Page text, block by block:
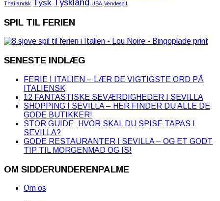
Thailandsk Tysk Tyskland USA Vendespil
SPIL TIL FERIEN
SENESTE INDLÆG
FERIE I ITALIEN – LÆR DE VIGTIGSTE ORD PÅ
ITALIENSK
12 FANTASTISKE SEVÆRDIGHEDER I SEVILLA
SHOPPING I SEVILLA – HER FINDER DU ALLE DE
GODE BUTIKKER!
STOR GUIDE: HVOR SKAL DU SPISE TAPAS I
SEVILLA?
GODE RESTAURANTER I SEVILLA – OG ET GODT
TIP TIL MORGENMAD OG IS!
OM SIDDERUNDERENPALME
Om os